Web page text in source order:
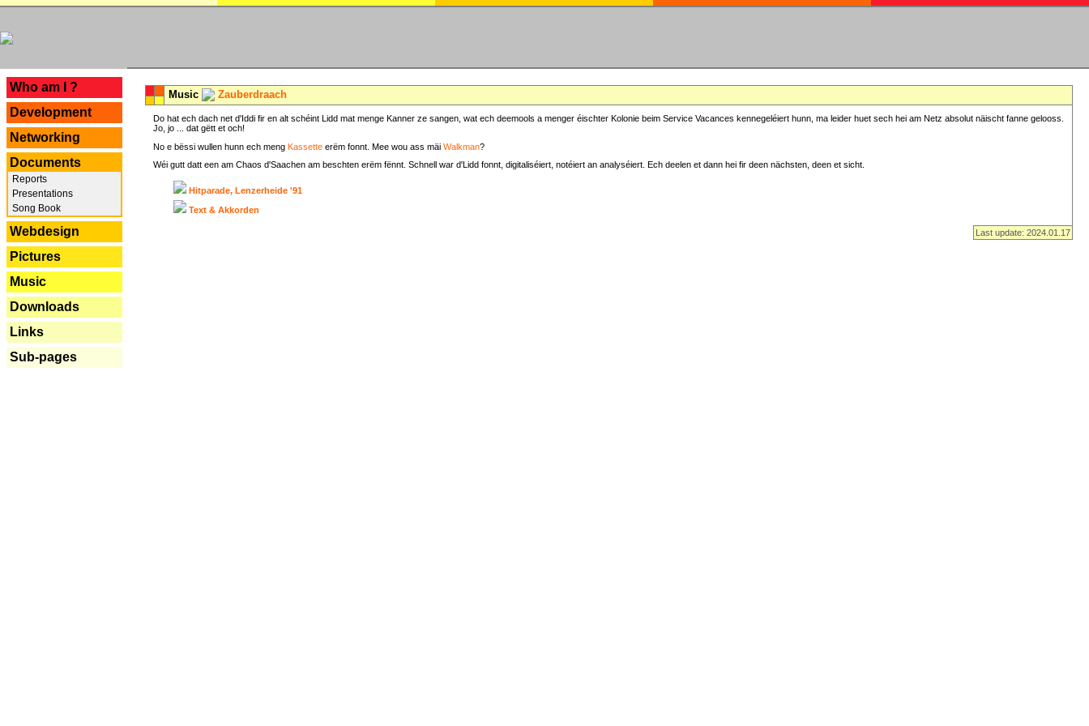
Who am I ?
Development
Networking
Documents
Reports
Presentations
Song Book
Webdesign
Pictures
Music
Downloads
Links
Sub-pages
Music Zauberdraach
Do hat ech dach net d'Iddi fir en alt schéint Lidd mat menge Kanner ze sangen, wat ech deemools a menger éischter Kolonie beim Service Vacances kennegeléiert hunn, ma leider huet sech hei am Netz absolut näischt fanne gelooss.
Jo, jo ... dat gëtt et och!
No e bëssi wullen hunn ech meng Kassette erëm fonnt. Mee wou ass mäi Walkman?
Wéi gutt datt een am Chaos d'Saachen am beschten erëm fënnt. Schnell war d'Lidd fonnt, digitaliséiert, notéiert an analyséiert. Ech deelen et dann hei fir deen nächsten, deen et sicht.
Hitparade, Lenzerheide '91
Text & Akkorden
Last update: 2024.01.17